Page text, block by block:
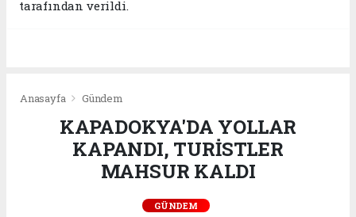
tarafından verildi.
Anasayfa Gündem
KAPADOKYA'DA YOLLAR
KAPANDI, TURİSTLER
MAHSUR KALDI
GÜNDEM